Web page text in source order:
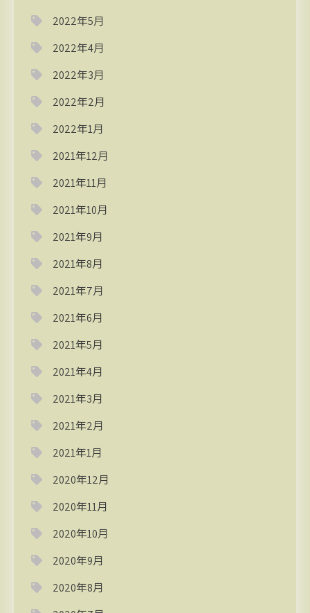
2022年5月
2022年4月
2022年3月
2022年2月
2022年1月
2021年12月
2021年11月
2021年10月
2021年9月
2021年8月
2021年7月
2021年6月
2021年5月
2021年4月
2021年3月
2021年2月
2021年1月
2020年12月
2020年11月
2020年10月
2020年9月
2020年8月